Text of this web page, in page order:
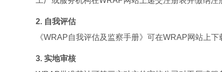
2. 自我评估
《WRAP自我评估及监察手册》可在WRAP网站上下
3. 实地审核